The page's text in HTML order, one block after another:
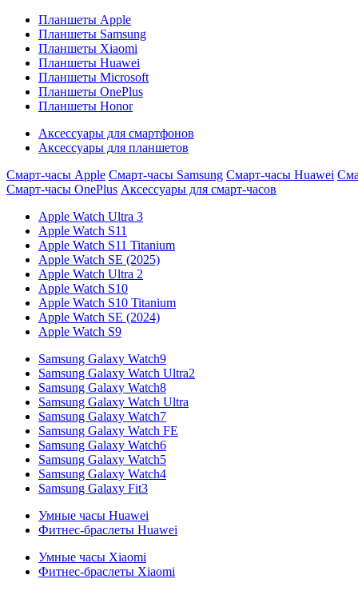
Планшеты Apple
Планшеты Samsung
Планшеты Xiaomi
Планшеты Huawei
Планшеты Microsoft
Планшеты OnePlus
Планшеты Honor
Аксессуары для смартфонов
Аксессуары для планшетов
Смарт-часы Apple Смарт-часы Samsung Смарт-часы Huawei
Смарт-часы OnePlus Аксессуары для смарт-часов
Apple Watch Ultra 3
Apple Watch S11
Apple Watch S11 Titanium
Apple Watch SE (2025)
Apple Watch Ultra 2
Apple Watch S10
Apple Watch S10 Titanium
Apple Watch SE (2024)
Apple Watch S9
Samsung Galaxy Watch9
Samsung Galaxy Watch Ultra2
Samsung Galaxy Watch8
Samsung Galaxy Watch Ultra
Samsung Galaxy Watch7
Samsung Galaxy Watch FE
Samsung Galaxy Watch6
Samsung Galaxy Watch5
Samsung Galaxy Watch4
Samsung Galaxy Fit3
Умные часы Huawei
Фитнес-браслеты Huawei
Умные часы Xiaomi
Фитнес-браслеты Xiaomi